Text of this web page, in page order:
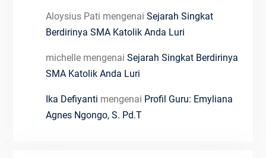
Aloysius Pati mengenai Sejarah Singkat
Berdirinya SMA Katolik Anda Luri
michellemengenai Sejarah Singkat Berdirinya
SMA Katolik Anda Luri
Ika Defiyanti mengenai Profil Guru: Emyliana
Agnes Ngongo, S. Pd.T